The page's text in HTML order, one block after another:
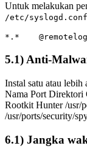
Untuk melakukan
/etc/syslogd.conf
5.1) Anti-
Instal satu atau lebih
Nama Port Direktori
Rootkit Hunter /usr/
/usr/ports/security/
6.1) Jangka